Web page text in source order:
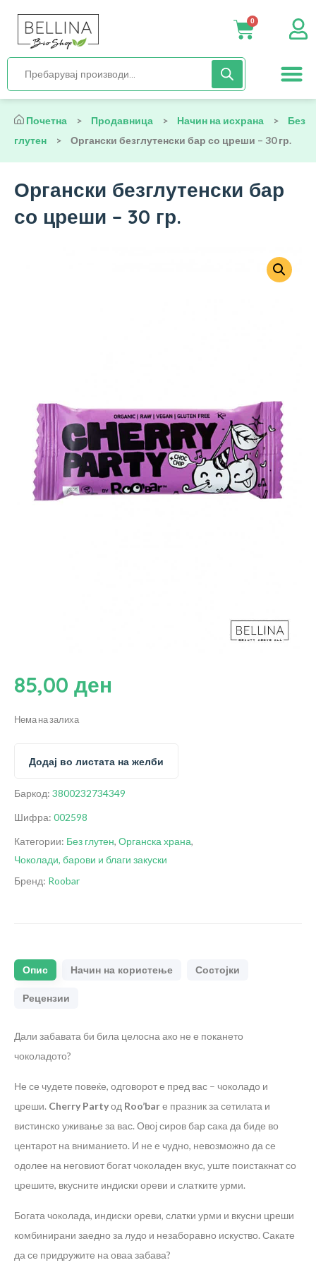
0
Почетна > Продавница > Начин на исхрана >
Без
глутен
> Органски безглутенски бар со цреши – 30 гр.
Органски безглутенски бар
со цреши – 30 гр.
85,00 ден
Нема на залиха
Додај во листата на желби
Баркод: 3800232734349
Шифра: 002598
Категории: Без глутен, Органска храна,
Чоколади, барови и благи закуски
Бренд: Roobar
Опис Начин на користење Состојки
Рецензии
Дали забавата би била целосна ако не е покането
чоколадото?
Не се чудете повеќе, одговорот е пред вас – чоколадо и
цреши. Cherry Partyод Roo’barе празник за сетилата и
вистинско уживање за вас. Овој сиров бар сака да биде во
центарот на вниманието. И не е чудно, невозможно да се
одолее на неговиот богат чоколаден вкус, уште поистакнат со
црешите, вкусните индиски ореви и слатките урми.
Богата чоколада, индиски ореви, слатки урми и вкусни цреши
комбинирани заедно за лудо и незаборавно искуство. Сакате
да се придружите на оваа забава?